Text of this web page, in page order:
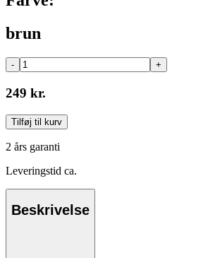
brun
- +
249 kr.
Tilføj til kurv
2 års garanti
Leveringstid ca.
Beskrivelse